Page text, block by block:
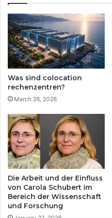
s
w
ä
h
l
e
n
–
S
b
i
l
i
ä
t
,
K
n
g
:
W
a
u
m
i
m
m
e
r
m
e
h
r
M
e
n
Was sind colocation
rechenzentren?
March 26, 2026
Die Arbeit und der Einfluss
von Carola Schubert im
Bereich der Wissenschaft
und Forschung